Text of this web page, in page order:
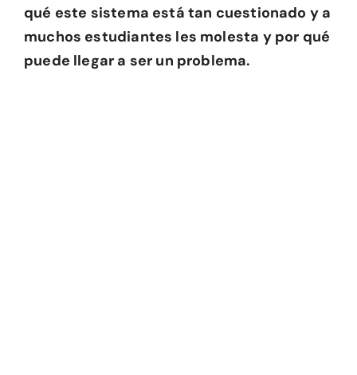
qué este sistema está tan cuestionado y a
muchos estudiantes les molesta y por qué
puede llegar a ser un problema.